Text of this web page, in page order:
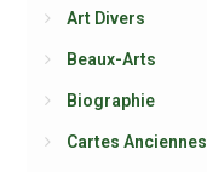
Art Divers
Beaux-Arts
Biographie
Cartes Anciennes